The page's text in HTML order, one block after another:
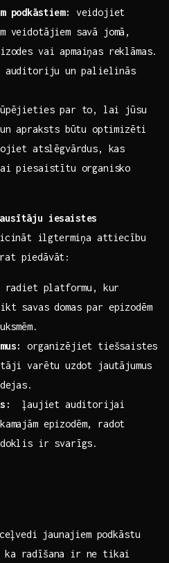
podkāstiem:
veidojiet
savā​ jomā,
vai apmaiņas reklāmas.
auditoriju⁣ un palielinās
par to,⁣ lai​ jūsu
⁣un ⁣apraksts būtu‍ optimizēti
atslēgvārdus, kas
piesaistītu ‍organisko
iesaistes
⁢ilgtermiņa ​attiecību
piedāvāt:⁤
⁢ radiet platformu, kur
domas par epizodēm
organizējiet‌ tiešsaistes⁣
varētu⁣ uzdot jautājumus
⁣ ļaujiet auditorijai
epizodēm, radot
ir svarīgs.
jaunajiem podkāstu
radīšana ir ne tikai